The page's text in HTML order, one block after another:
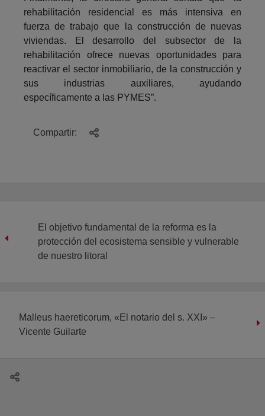
rehabilitación residencial es más intensiva en
fuerza de trabajo que la construcción de nuevas
viviendas. El desarrollo del subsector de la
rehabilitación ofrece nuevas oportunidades para
reactivar el sector inmobiliario, de la construcción y
sus industrias auxiliares, ayudando
específicamente a las PYMES”.
Compartir:
El objetivo fundamental de la reforma es la
protección del ecosistema sensible y vulnerable
de nuestro litoral
Malleus haereticorum, «El notario del s. XXI» –
Vicente Guilarte